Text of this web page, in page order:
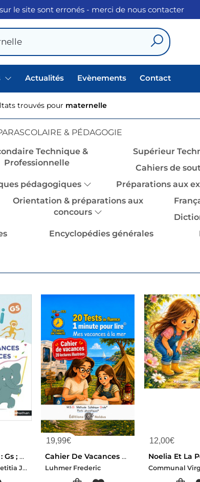
le site sont erronés - merci de nous contacter
Actualités Evènements Contact
trouvés pour maternelle
& PÉDAGOGIE
Technique &
Professionnelle
Supérieur
Cahiers de
pédagogiques
Préparations aux
Orientation & préparations aux
concours
Encyclopédies générales
Alfi Et Ses Amis : Gs ; Guide Des Seances + Ressources
Fathia Zitouni-Laetitia Jeanpierre-Joelle Balmelle
19,99€
Cahier De Vacances Fluence - T01 - 20 Tests De Fluence Cahier De Vacances Ce1 Vers Ce2 1 Minute Pour
Luhmer Frederic
12,00€
Communal